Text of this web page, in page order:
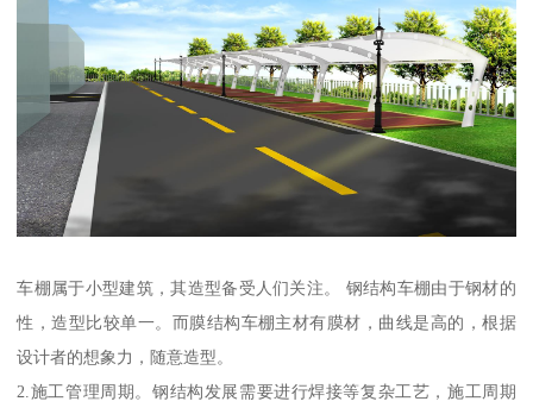
车棚属于小型建筑，其造型备受人们关注。 钢结构车棚由于钢材的
性，造型比较单一。而膜结构车棚主材有膜材，曲线是高的，根据
设计者的想象力，随意造型。
2.施工管理周期。钢结构发展需要进行焊接等复杂工艺，施工周期